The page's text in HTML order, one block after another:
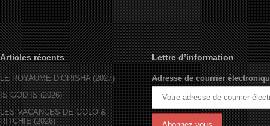
Articles récents
LE ROYAUME D’ORÏSHA (2027)
IS GOD IS (2026)
LES VACANCES DE GOLO &
RITCHIE (2026)
Lettre d’information
Adresse de courrier